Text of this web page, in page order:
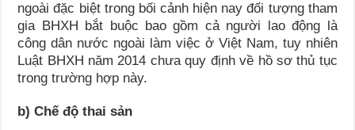
ngoài đặc biệt trong bối cảnh hiện nay đối tượng tham
gia BHXH bắt buộc bao gồm cả người lao động là
công dân nước ngoài làm việc ở Việt Nam, tuy nhiên
Luật BHXH năm 2014 chưa quy định về hồ sơ thủ tục
trong trường hợp này.
b) Chế độ thai sản